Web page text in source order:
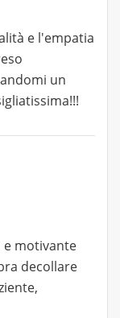
e l'empatia
un
e motivante
decollare